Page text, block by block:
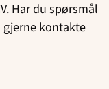
Har du spørsmål
kontakte